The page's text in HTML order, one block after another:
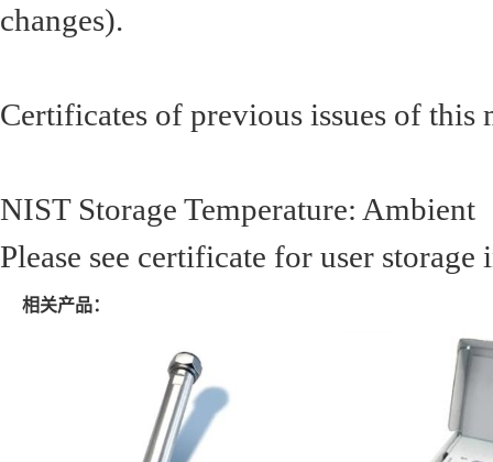
changes).
Certificates of previous issues of this
NIST Storage Temperature: Ambient
Please see certificate for user
相关产品：